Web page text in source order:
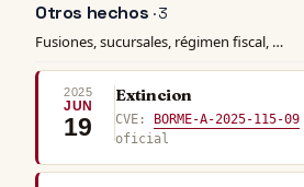
Otros hechos · 3
Fusiones, sucursales, régimen fiscal, …
2025
JUN
19
Extincion
CVE: BORME-A-2025-115-09
oficial